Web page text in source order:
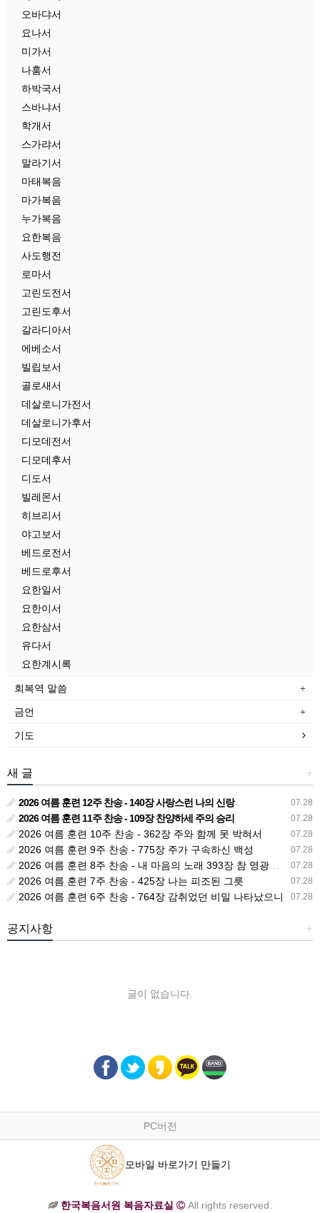
오바댜서
요나서
미가서
나훔서
하박국서
스바냐서
학개서
스가랴서
말라기서
마태복음
마가복음
누가복음
요한복음
사도행전
로마서
고린도전서
고린도후서
갈라디아서
에베소서
빌립보서
골로새서
데살로니가전서
데살로니가후서
디모데전서
디모데후서
디도서
빌레몬서
히브리서
야고보서
베드로전서
베드로후서
요한일서
요한이서
요한삼서
유다서
요한계시록
회복역 말씀
금언
기도
+
새 글
07.28
2026 여름 훈련 12주 찬송 - 140장 사랑스런 나의 신랑
07.28
2026 여름 훈련 11주 찬송 - 109장 찬양하세 주의 승리
07.28
2026 여름 훈련 10주 찬송 - 362장 주와 함께 못 박혀서
07.28
2026 여름 훈련 9주 찬송 - 775장 주가 구속하신 백성
07.28
2026 여름 훈련 8주 찬송 - 내 마음의 노래 393장 참 영광스런 우리 왕
07.28
2026 여름 훈련 7주 찬송 - 425장 나는 피조된 그릇
07.28
2026 여름 훈련 6주 찬송 - 764장 감취었던 비밀 나타났으니
+
공지사항
글이 없습니다.
PC버전
모바일 바로가기 만들기
한국복음서원 복음자료실 All rights reserved.